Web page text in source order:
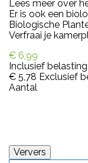
Lees meer over
Er is ook een
Biologische
Verfraai je
€ 6,99
Inclusief belasting
€ 5,78 Exclusief
Aantal